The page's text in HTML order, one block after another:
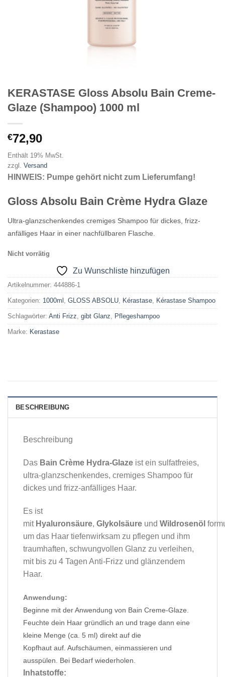
KERASTASE Gloss Absolu Bain Creme-
Glaze (Shampoo) 1000 ml
€72,90
Enthält 19% MwSt.
zzgl. Versand
HINWEIS: Pumpe gehört nicht zum Lieferumfang!
Gloss Absolu Bain Crème Hydra Glaze
Ultra-glanzschenkendes cremiges Shampoo für dickes, frizz-
anfälliges Haar in einer nachfüllbaren Flasche.
Nicht vorrätig
Zu Wunschliste hinzufügen
Artikelnummer: 444886-1
Kategorien: 1000ml GLOSS ABSOLU Kérastase Kérastase Shampoo
Schlagwörter: Anti Frizz gibt Glanz Pflegeshampoo
Marke: Kerastase
BESCHREIBUNG
Beschreibung
Das Bain Crème Hydra-Glaze ist ein sulfatfreies,
ultra-glanzschenkendes, cremiges Shampoo für
dickes und frizz-anfälliges Haar.
Es ist
mit Hyaluronsäure, Glykolsäure und Wildrosenöl
um das Haar tiefenwirksam zu pflegen und ihm
traumhaften, schwungvollen Glanz zu verleihen,
mit bis zu 4 Tagen Anti-Frizz und glänzendem
Haar.
Anwendung:
Beginne mit der Anwendung von Bain Creme-Glaze.
Feuchte dein Haar gründlich an und trage dann eine
kleine Menge (ca. 5 ml) direkt auf die
Kopfhaut auf. Aufschäumen, einmassieren und
ausspülen. Bei Bedarf wiederholen.
Inhatstoffe: